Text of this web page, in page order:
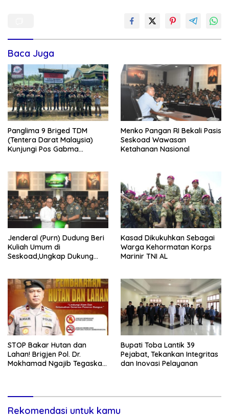
Baca Juga
Panglima 9 Briged TDM
(Tentera Darat Malaysia)
Kunjungi Pos Gabma
Menko Pangan RI Bekali Pasis
Seskoad Wawasan
Ketahanan Nasional
Jenderal (Purn) Dudung Beri
Kuliah Umum di
Seskoad,Ungkap Dukung
Kasad Dikukuhkan Sebagai
Warga Kehormatan Korps
Marinir TNI AL
STOP Bakar Hutan dan
Lahan! Brigjen Pol. Dr.
Mokhamad Ngajib Tegaskan:
Bupati Toba Lantik 39
Pejabat, Tekankan Integritas
dan Inovasi Pelayanan
Rekomendasi untuk kamu